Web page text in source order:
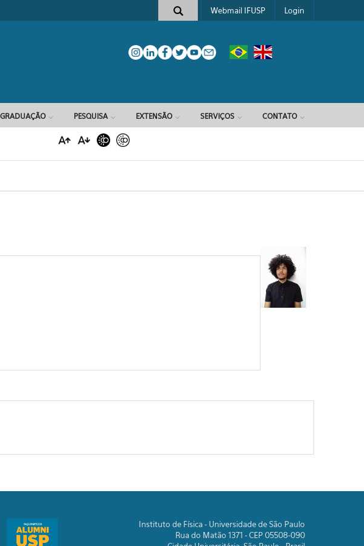
Formulário de busca
Webmail IFUSP Login
PESQUISA EXTENSÃO SERVIÇOS CONTATO
Instituto de Física - Universidade de São Paulo
Rua do Matão 1371 - CEP 05508-090